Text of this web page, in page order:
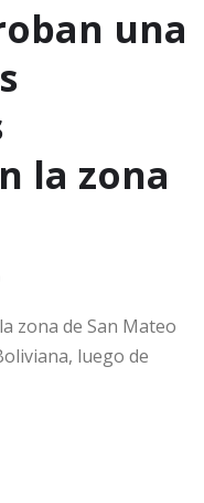
una
la zona
zona de San Mateo
luego de